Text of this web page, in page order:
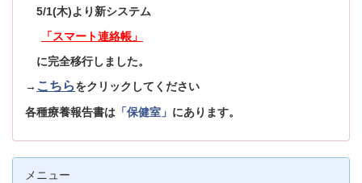
5/1(木)より新システム
「スマート連絡帳」
に完全移行しました。
→ こちらをクリックしてください
各種療養報告書は 「保健室」 にあります。
メニュー